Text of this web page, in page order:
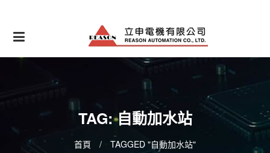
content
TAG: 自動加水站
首頁 / TAGGED "自動加水站"